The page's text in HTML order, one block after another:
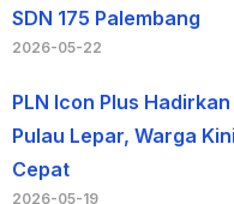
SDN 175 Palembang
2026-05-22
PLN Icon Plus Hadirkan
Pulau Lepar, Warga
Cepat
2026-05-19